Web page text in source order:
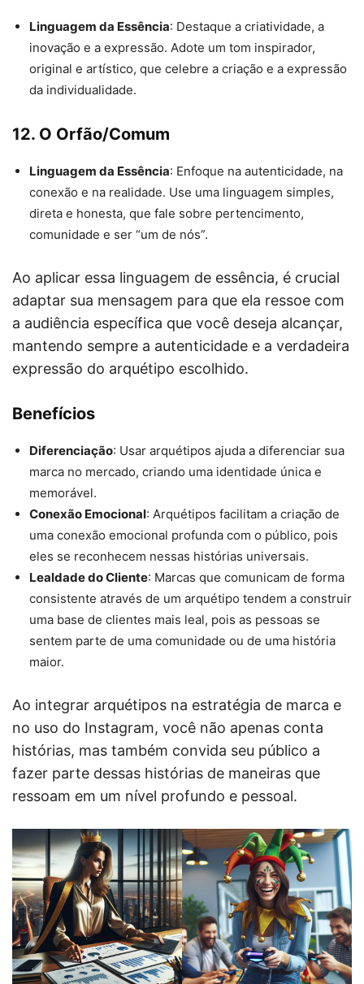
Linguagem da Essência: Destaque a criatividade, a
inovação e a expressão. Adote um tom inspirador,
original e artístico, que celebre a criação e a expressão
da individualidade.
12. O Orfão/Comum
Linguagem da Essência: Enfoque na autenticidade, na
conexão e na realidade. Use uma linguagem simples,
direta e honesta, que fale sobre pertencimento,
comunidade e ser “um de nós”.
Ao aplicar essa linguagem de essência, é crucial
adaptar sua mensagem para que ela ressoe com
a audiência específica que você deseja alcançar,
mantendo sempre a autenticidade e a verdadeira
expressão do arquétipo escolhido.
Benefícios
Diferenciação: Usar arquétipos ajuda a diferenciar sua
marca no mercado, criando uma identidade única e
memorável.
Conexão Emocional: Arquétipos facilitam a criação de
uma conexão emocional profunda com o público, pois
eles se reconhecem nessas histórias universais.
Lealdade do Cliente: Marcas que comunicam de forma
consistente através de um arquétipo tendem a construir
uma base de clientes mais leal, pois as pessoas se
sentem parte de uma comunidade ou de uma história
maior.
Ao integrar arquétipos na estratégia de marca e
no uso do Instagram, você não apenas conta
histórias, mas também convida seu público a
fazer parte dessas histórias de maneiras que
ressoam em um nível profundo e pessoal.